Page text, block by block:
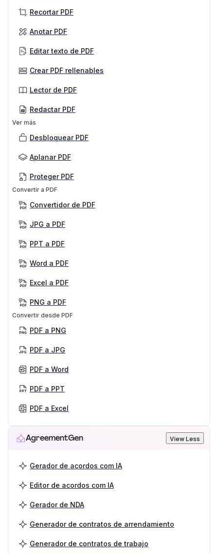
Recortar PDF
Anotar PDF
Editar texto de PDF
Crear PDF rellenables
Lector de PDF
Redactar PDF
Ver más
Desbloquear PDF
Aplanar PDF
Proteger PDF
Convertir a PDF
Convertidor de PDF
JPG a PDF
PPT a PDF
Word a PDF
Excel a PDF
PNG a PDF
Convertir desde PDF
PDF a PNG
PDF a JPG
PDF a Word
PDF a PPT
PDF a Excel
AgreementGen View Less
Gerador de acordos com IA
Editor de acordos com IA
Gerador de NDA
Generador de contratos de arrendamiento
Generador de contratos de trabajo